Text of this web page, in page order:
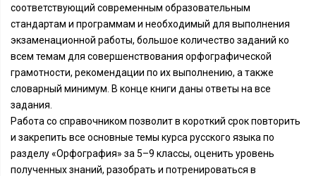
соответствующий современным образовательным
стандартам и программам и необходимый для выполнения
экзаменационной работы, большое количество заданий ко
всем темам для совершенствования орфографической
грамотности, рекомендации по их выполнению, а также
словарный минимум. В конце книги даны ответы на все
задания.
Работа со справочником позволит в короткий срок повторить
и закрепить все основные темы курса русского языка по
разделу «Орфография» за 5–9 классы, оценить уровень
полученных знаний, разобрать и потренироваться в